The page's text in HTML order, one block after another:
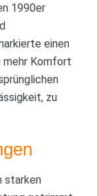
1990er
einen
mehr Komfort
zu
starken